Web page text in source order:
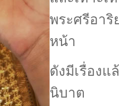
พระศรีอาริ
หน้า
ดังมีเรื่อง
นิบาต